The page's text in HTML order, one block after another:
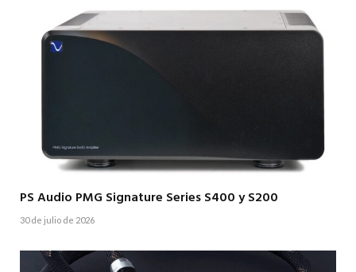
PS Audio PMG Signature Series S400 y S200
30 de julio de 2026